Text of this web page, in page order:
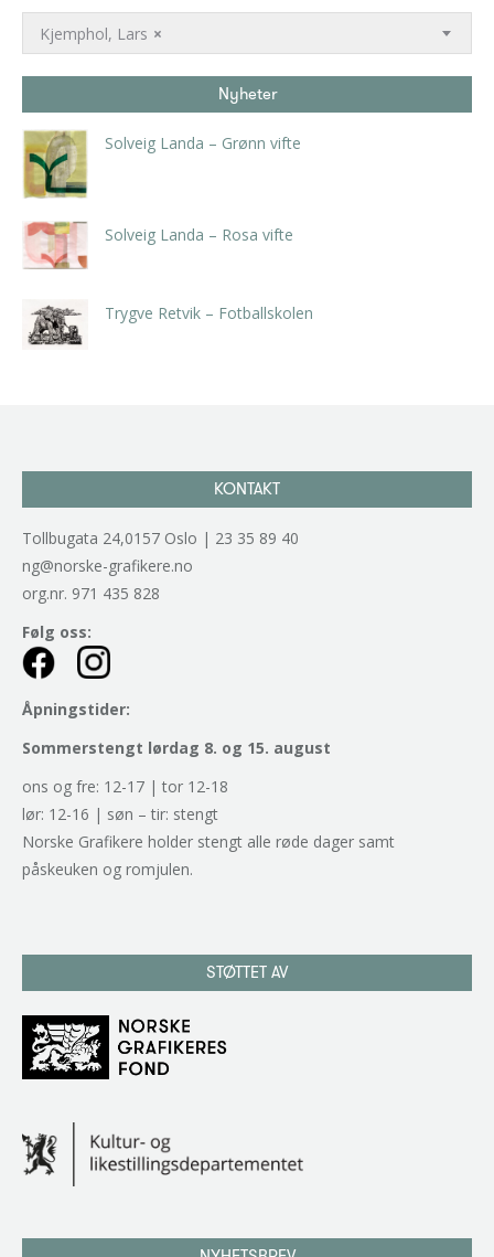
×
Kjemphol, Lars
Nyheter
Solveig Landa – Grønn vifte
Solveig Landa – Rosa vifte
Trygve Retvik – Fotballskolen
KONTAKT
Tollbugata 24,0157 Oslo | 23 35 89 40
ng@norske-grafikere.no
org.nr. 971 435 828
Følg oss:
Åpningstider:
Sommerstengt lørdag 8. og 15. august
ons og fre: 12-17 | tor 12-18
lør: 12-16 | søn – tir: stengt
Norske Grafikere holder stengt alle røde dager samt
påskeuken og romjulen.
STØTTET AV